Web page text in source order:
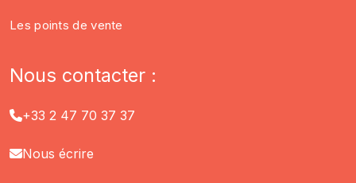
Les points de vente
Nous contacter :
+33 2 47 70 37 37
Nous écrire